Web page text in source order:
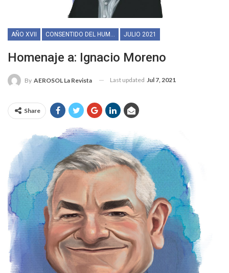
AÑO XVII CONSENTIDO DEL HUMOR JULIO 2021
Homenaje a: Ignacio Moreno
By AEROSOL La Revista Last updated Jul 7, 2021
Share